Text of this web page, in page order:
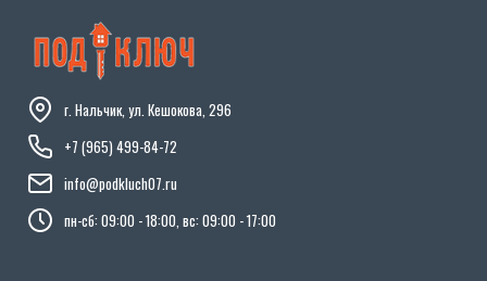
г. Нальчик, ул. Кешокова, 296
+7 (965) 499-84-72
info@podkluch07.ru
пн-сб: 09:00 - 18:00, вс: 09:00 - 17:00